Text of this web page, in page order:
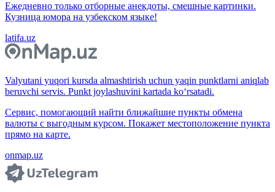
Ежедневно только отборные анекдоты, смешные картинки.
Кузница юмора на узбекском языке!
latifa.uz
Valyutani yuqori kursda almashtirish uchun yaqin punktlarni aniqlab
beruvchi servis. Punkt joylashuvini kartada ko‘rsatadi.
Сервис, помогающий найти ближайшие пункты обмена
валюты с выгодным курсом. Покажет местоположение пункта
прямо на карте.
onmap.uz